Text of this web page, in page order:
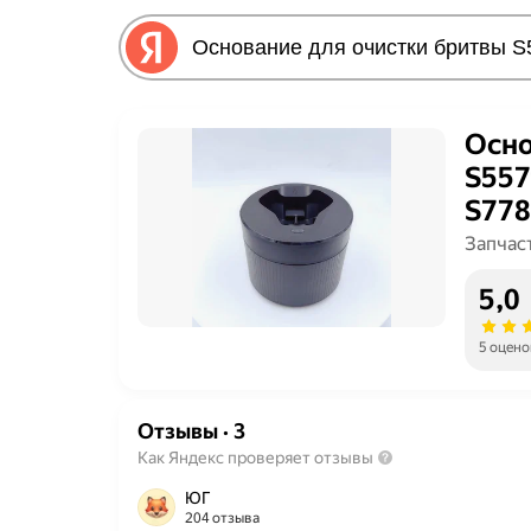
5,0
5
Отзывы· 3
Как Яндекс проверяет отзывы
ЮГ
204 отзыва